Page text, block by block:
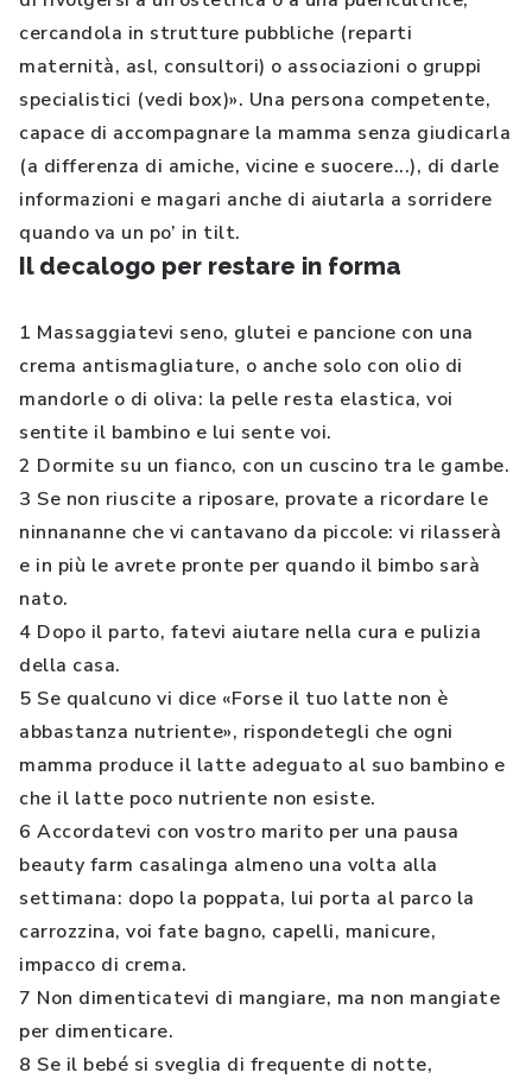
cercandola in strutture pubbliche (reparti
maternità, asl, consultori) o associazioni o gruppi
specialistici (vedi box)». Una persona competente,
capace di accompagnare la mamma senza giudicarla
(a differenza di amiche, vicine e suocere...), di darle
informazioni e magari anche di aiutarla a sorridere
quando va un po’ in tilt.
Il decalogo per restare in forma
1 Massaggiatevi seno, glutei e pancione con una
crema antismagliature, o anche solo con olio di
mandorle o di oliva: la pelle resta elastica, voi
sentite il bambino e lui sente voi.
2 Dormite su un fianco, con un cuscino tra le gambe.
3 Se non riuscite a riposare, provate a ricordare le
ninnananne che vi cantavano da piccole: vi rilasserà
e in più le avrete pronte per quando il bimbo sarà
nato.
4 Dopo il parto, fatevi aiutare nella cura e pulizia
della casa.
5 Se qualcuno vi dice «Forse il tuo latte non è
abbastanza nutriente», rispondetegli che ogni
mamma produce il latte adeguato al suo bambino e
che il latte poco nutriente non esiste.
6 Accordatevi con vostro marito per una pausa
beauty farm casalinga almeno una volta alla
settimana: dopo la poppata, lui porta al parco la
carrozzina, voi fate bagno, capelli, manicure,
impacco di crema.
7 Non dimenticatevi di mangiare, ma non mangiate
per dimenticare.
8 Se il bebé si sveglia di frequente di notte,